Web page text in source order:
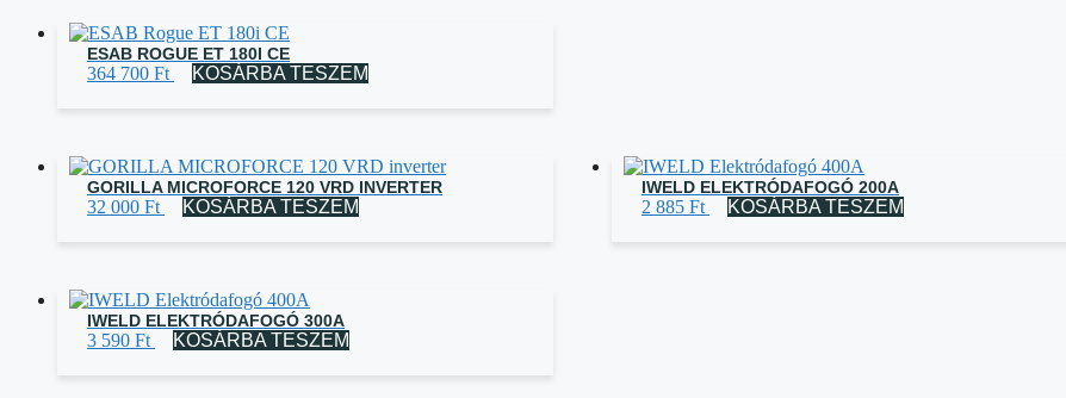
ESAB ROGUE ET 180I CE
364 700 Ft KOSÁRBA TESZEM
GORILLA MICROFORCE 120 VRD INVERTER
32 000 Ft KOSÁRBA TESZEM
IWELD ELEKTRÓDAFOGÓ 200A
2 885 Ft KOSÁRBA TESZEM
IWELD ELEKTRÓDAFOGÓ 300A
3 590 Ft KOSÁRBA TESZEM